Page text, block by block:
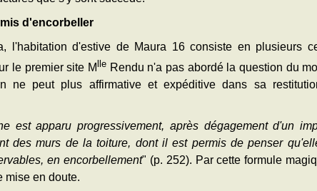
d'encorbeller
l'habitation d'estive de Maura 16 consiste en plusieurs
le premier site Mlle Rendu n'a pas abordé la question du
ne peut plus affirmative et expéditive dans sa
est apparu progressivement, après dégagement d'un
des murs de la toiture, dont il est permis de penser
en encorbellement" (p. 252). Par cette formule
mise en doute.